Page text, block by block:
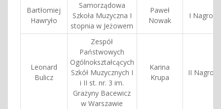
Bartłomiej
Hawryło
Samorządowa
Szkoła Muzyczna I
stopnia w Jeżowem
Paweł
Nowak
I Nagroda
Leonard
Bulicz
Zespół
Państwowych
Ogólnokształcących
Szkół Muzycznych I
i II st. nr. 3 im.
Grażyny Bacewicz
w Warszawie
Karina
Krupa
II